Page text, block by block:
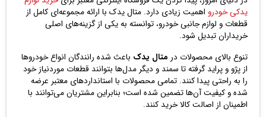
یدکی خودرو اهمیت زیادی دارد. متال یدک با ارائه مجموعه‌ای کامل از
قطعات و لوازم جانبی خودرو، توانسته به یکی از گزینه‌های اصلی
خریداران تبدیل شود.
تنوع بالای محصولات در متال یدک باعث شده رانندگان انواع خودروها
از پژو و پراید گرفته تا سمند و دیگر مدل‌ها بتوانند قطعات موردنیاز خود
را به راحتی پیدا کنند. تمامی محصولات با استانداردهای معتبر عرضه
شده و کیفیت آن‌ها تضمین شده است؛ بنابراین مشتریان می‌توانند با
اطمینان از اصالت کالا خرید کنند.